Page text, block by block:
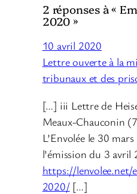
2 réponses à «
2020 »
10 avril 2020
Lettre ouverte à la
tribunaux et des
[…] iii Lettre de
Meaux-Chauconin
L’Envolée le 30
l’émission du 3 avril
https://
2020/[…]